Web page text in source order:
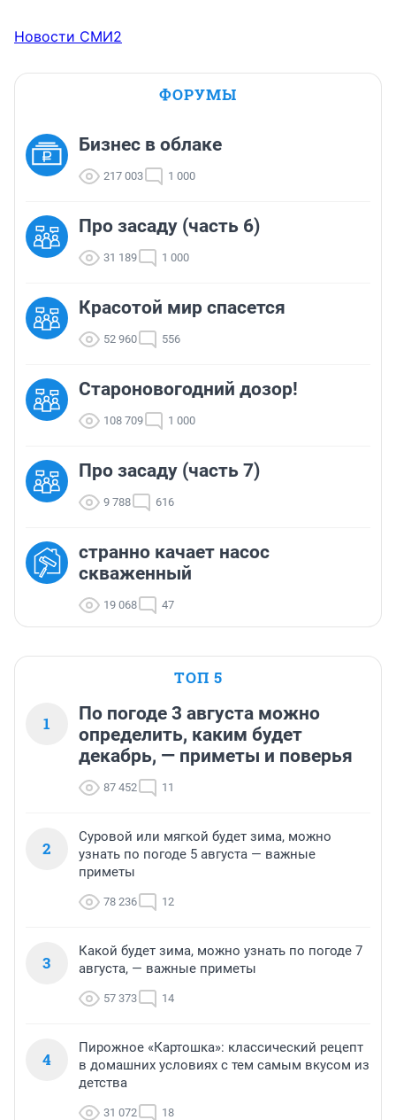
Новости СМИ2
ФОРУМЫ
Бизнес в облаке
217 003 1 000
Про засаду (часть 6)
31 189 1 000
Красотой мир спасется
52 960 556
Староновогодний дозор!
108 709 1 000
Про засаду (часть 7)
9 788 616
странно качает насос
скваженный
19 068 47
ТОП 5
1
По погоде 3 августа можно
определить, каким будет
декабрь, — приметы и поверья
87 452 11
2
Суровой или мягкой будет зима, можно
узнать по погоде 5 августа — важные
приметы
78 236 12
3
Какой будет зима, можно узнать по погоде 7
августа, — важные приметы
57 373 14
4
Пирожное «Картошка»: классический рецепт
в домашних условиях с тем самым вкусом из
детства
31 072 18